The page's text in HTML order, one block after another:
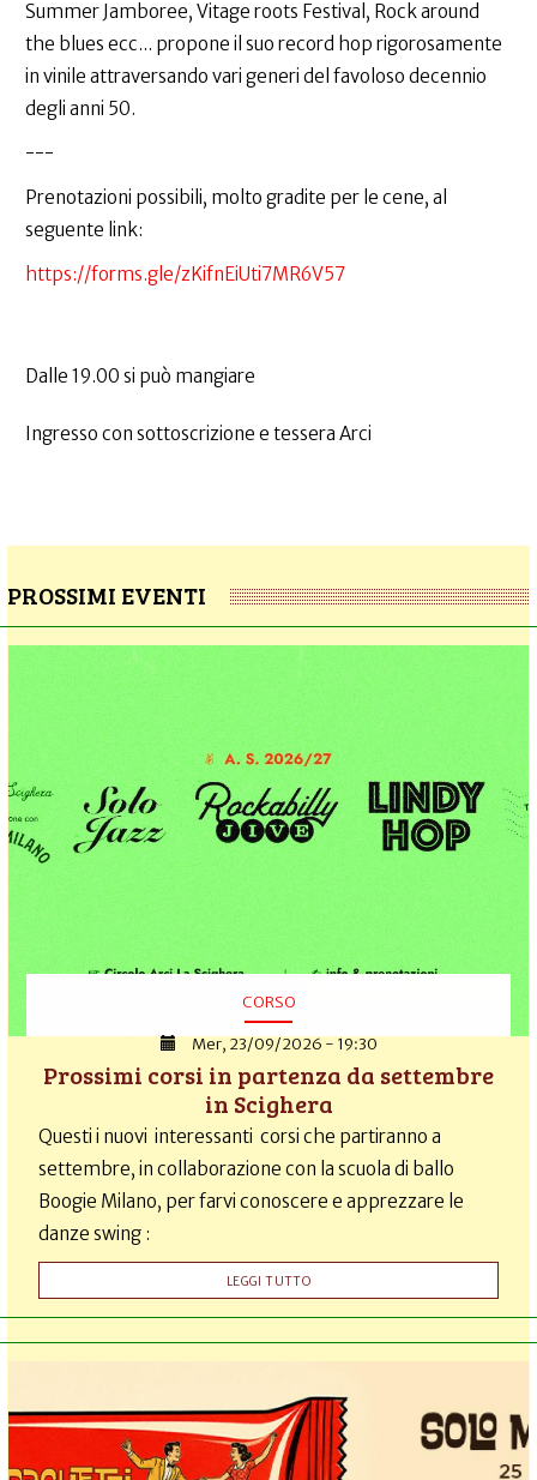
Summer Jamboree, Vitage roots Festival, Rock around
the blues ecc... propone il suo record hop rigorosamente
in vinile attraversando vari generi del favoloso decennio
degli anni 50.
---
Prenotazioni possibili, molto gradite per le cene, al
seguente link:
https://forms.gle/zKifnEiUti7MR6V57
Dalle 19.00 si può mangiare
Ingresso con sottoscrizione e tessera Arci
PROSSIMI EVENTI
CORSO
Mer, 23/09/2026 - 19:30
Prossimi corsi in partenza da settembre
in Scighera
Questi i nuovi interessanti corsi che partiranno a
settembre, in collaborazione con la scuola di ballo
Boogie Milano, per farvi conoscere e apprezzare le
danze swing :
LEGGI TUTTO